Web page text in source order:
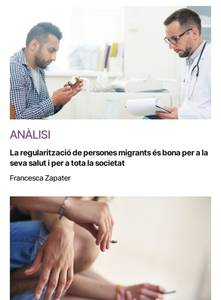
ANÀLISI
La regularització de persones migrants és bona per a la
seva salut i per a tota la societat
Francesca Zapater